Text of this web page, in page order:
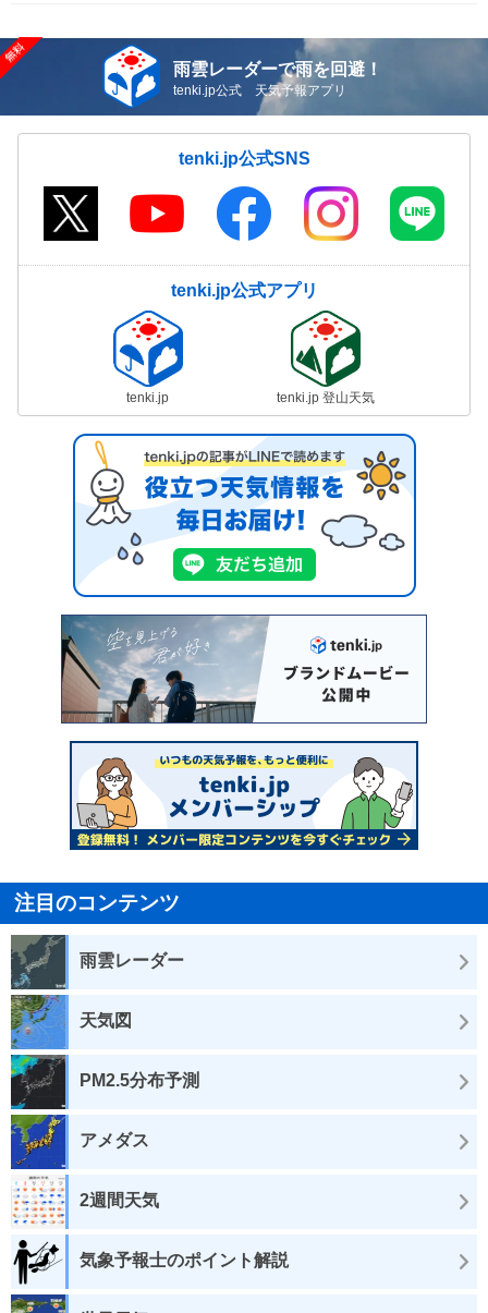
雨雲レーダーで雨を回避！
tenki.jp公式 天気予報アプリ
tenki.jp公式SNS
tenki.jp公式アプリ
tenki.jp tenki.jp 登山天気
注目のコンテンツ
雨雲レーダー
天気図
PM2.5分布予測
アメダス
2週間天気
気象予報士のポイント解説